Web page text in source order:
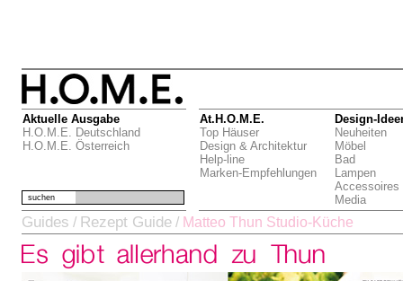
Aktuelle Ausgabe
H.O.M.E. Deutschland
H.O.M.E. Österreich
At.H.O.M.E.
Top Häuser
Design & Architektur
Help-line
Marken-Empfehlungen
Design-
Neuheiten
Möbel
Bad
Lampen
Accessoires
Media
suchen
Guides / Rezept Guide / Matteo Thun Studio-Küche